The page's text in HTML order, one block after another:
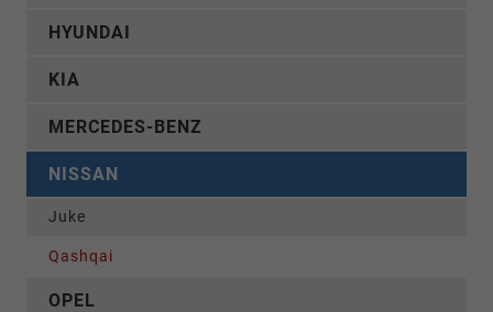
HYUNDAI
KIA
MERCEDES-BENZ
NISSAN
Juke
Qashqai
OPEL